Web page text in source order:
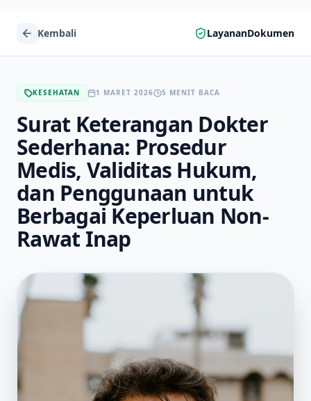
Kembali LayananDokumen
KESEHATAN 1 MARET 2026 5 MENIT BACA
Surat Keterangan Dokter
Sederhana: Prosedur
Medis, Validitas Hukum,
dan Penggunaan untuk
Berbagai Keperluan Non-
Rawat Inap